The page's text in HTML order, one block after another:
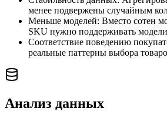
менее подвержены случайным
Меньше моделей: Вместо сотен
SKU нужно поддерживать
Соответствие поведению
реальные паттерны выбора
Анализ данных